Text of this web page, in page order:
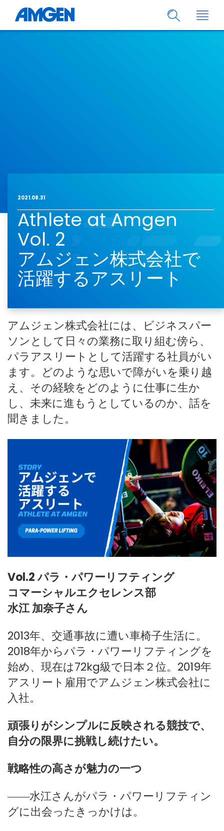
2021.08.31
Athlete at Amgen
Vol. 2
アムジェン株式会社で
活躍するアスリート
アムジェン株式会社には、ビジネスパー
ソンとして日々の業務に取り組む傍ら、
パラアスリートとして活躍する社員がい
ます。どのような思いで障がいを乗り越
え、その経験をどのように仕事に生か
し、未来に進もうとしているのか、話を
聞きました。
Vol.2 パラ・パワーリフティング
コマーシャルエクセレンス部
水江 加奈子さん
2013年、交通事故に遭い車椅子生活に。
2018年からパラ・パワーリフティングを
始め、現在は72kg級で日本２位。2019年
アスリート雇用でアムジェン株式会社に
入社。
頑張りがシンプルに反映される競技で、
自分の限界に挑戦し続けたい。
戦略性の高さが魅力の一つ
――水江さんがパラ・パワーリフティン
グに出会ったきっかけは。